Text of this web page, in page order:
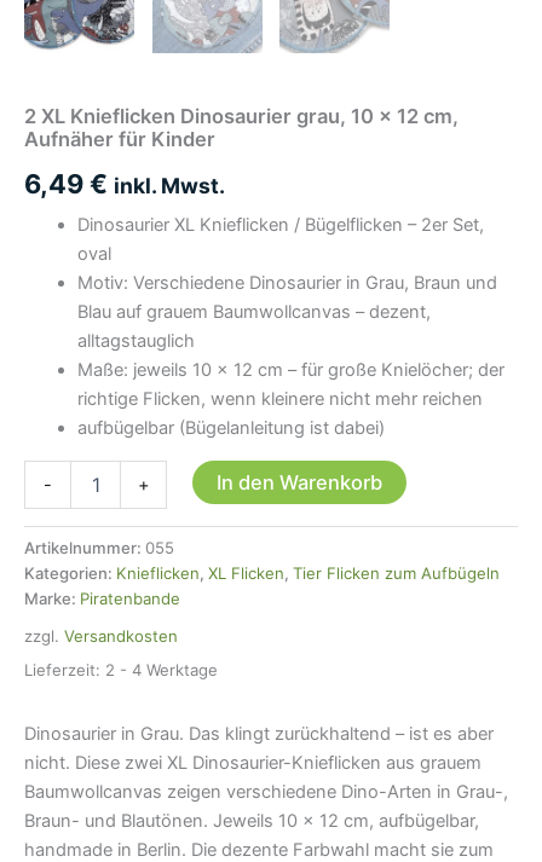
2 XL Knieflicken Dinosaurier grau, 10 x 12 cm,
Aufnäher für Kinder
6,49€ inkl. Mwst.
Dinosaurier XL Knieflicken / Bügelflicken – 2er Set,
oval
Motiv: Verschiedene Dinosaurier in Grau, Braun und
Blau auf grauem Baumwollcanvas – dezent,
alltagstauglich
Maße: jeweils 10 × 12 cm – für große Knielöcher; der
richtige Flicken, wenn kleinere nicht mehr reichen
aufbügelbar (Bügelanleitung ist dabei)
-
Dinosaurier
grau,
10
12
cm,
Kinder
Menge
+ In den Warenkorb
Artikelnummer: 055
Kategorien: Knieflicken, XL Flicken, Tier Flicken zum Aufbügeln
Marke: Piratenbande
zzgl. Versandkosten
Lieferzeit: 2 - 4 Werktage
Dinosaurier in Grau. Das klingt zurückhaltend – ist es aber
nicht. Diese zwei XL Dinosaurier-Knieflicken aus grauem
Baumwollcanvas zeigen verschiedene Dino-Arten in Grau-,
Braun- und Blautönen. Jeweils 10 × 12 cm, aufbügelbar,
handmade in Berlin. Die dezente Farbwahl macht sie zum